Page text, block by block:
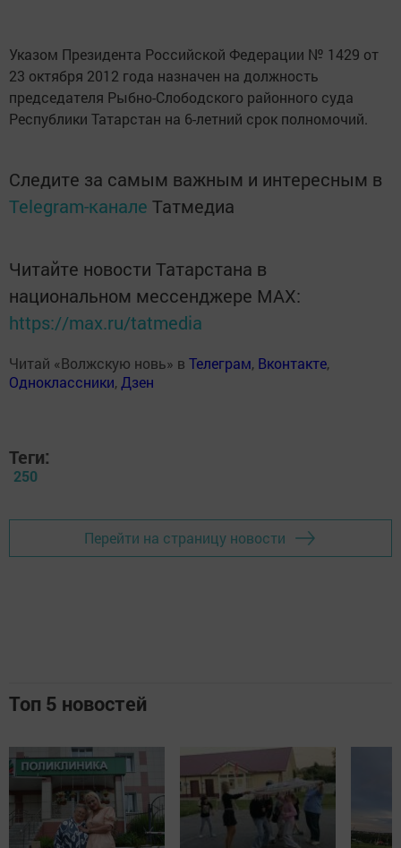
Указом Президента Российской Федерации № 1429 от
23 октября 2012 года назначен на должность
председателя Рыбно-Слободского районного суда
Республики Татарстан на 6-летний срок полномочий.
Следите за самым важным и интересным в
Telegram-канале Татмедиа
Читайте новости Татарстана в
национальном мессенджере MАХ:
https://max.ru/tatmedia
Читай «Волжскую новь» в Телеграм, Вконтакте,
Одноклассники, Дзен
Теги:
250
Перейти на страницу новости
Топ 5 новостей